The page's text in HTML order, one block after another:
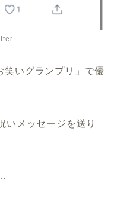
いグランプリ」で優
いメッセージを送り